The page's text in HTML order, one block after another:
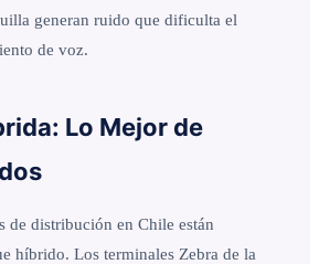
generan ruido que dificulta el
de voz.
Lo Mejor de
de distribución en Chile están
híbrido. Los terminales Zebra de la